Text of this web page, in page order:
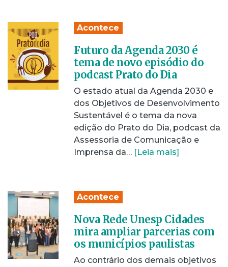
Acontece
Futuro da Agenda 2030 é
tema de novo episódio do
podcast Prato do Dia
O estado atual da Agenda 2030 e
dos Objetivos de Desenvolvimento
Sustentável é o tema da nova
edição do Prato do Dia, podcast da
Assessoria de Comunicação e
Imprensa da… [Leia mais]
Acontece
Nova Rede Unesp Cidades
mira ampliar parcerias com
os municípios paulistas
Ao contrário dos demais objetivos